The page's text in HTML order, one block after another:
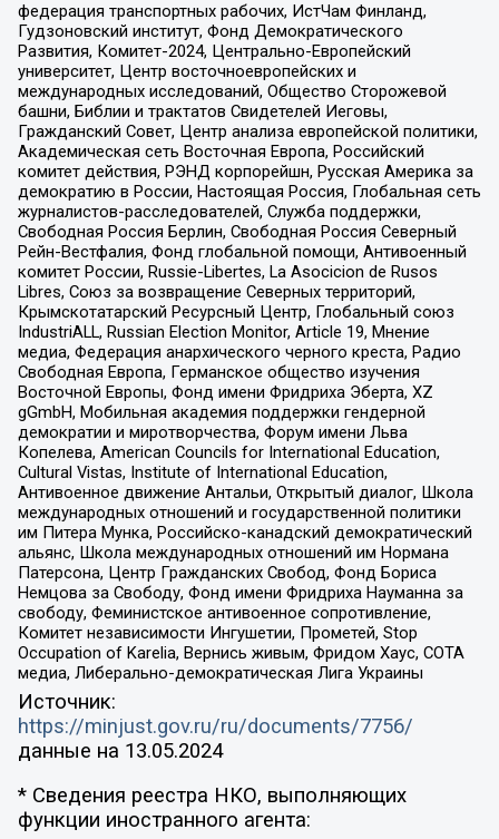
федерация транспортных рабочих, ИстЧам Финланд,
Гудзоновский институт, Фонд Демократического
Развития, Комитет-2024, Центрально-Европейский
университет, Центр восточноевропейских и
международных исследований, Общество Сторожевой
башни, Библии и трактатов Свидетелей Иеговы,
Гражданский Совет, Центр анализа европейской политики,
Академическая сеть Восточная Европа, Российский
комитет действия, РЭНД корпорейшн, Русская Америка за
демократию в России, Настоящая Россия, Глобальная сеть
журналистов-расследователей, Служба поддержки,
Свободная Россия Берлин, Свободная Россия Северный
Рейн-Вестфалия, Фонд глобальной помощи, Антивоенный
комитет России, Russie-Libertes, La Asocicion de Rusos
Libres, Союз за возвращение Северных территорий,
Крымскотатарский Ресурсный Центр, Глобальный союз
IndustriALL, Russian Election Monitor, Article 19, Мнение
медиа, Федерация анархического черного креста, Радио
Свободная Европа, Германское общество изучения
Восточной Европы, Фонд имени Фридриха Эберта, XZ
gGmbH, Мобильная академия поддержки гендерной
демократии и миротворчества, Форум имени Льва
Копелева, American Councils for International Education,
Cultural Vistas, Institute of International Education,
Антивоенное движение Антальи, Открытый диалог, Школа
международных отношений и государственной политики
им Питера Мунка, Российско-канадский демократический
альянс, Школа международных отношений им Нормана
Патерсона, Центр Гражданских Свобод, Фонд Бориса
Немцова за Свободу, Фонд имени Фридриха Науманна за
свободу, Феминистское антивоенное сопротивление,
Комитет независимости Ингушетии, Прометей, Stop
Occupation of Karelia, Вернись живым, Фридом Хаус, СОТА
медиа, Либерально-демократическая Лига Украины
Источник:
https://minjust.gov.ru/ru/documents/7756/
данные на 13.05.2024
* Сведения реестра НКО, выполняющих
функции иностранного агента: